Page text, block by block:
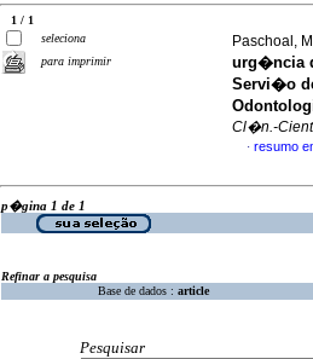
1 / 1
seleciona
para imprimir
Paschoal,
urg�ncia
Servi�o
Cl�n.-
· resumo
p�gina 1 de 1
Refinar a pesquisa
Base de dados : article
Pesquisar